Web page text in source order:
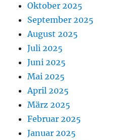
Oktober 2025
September 2025
August 2025
Juli 2025
Juni 2025
Mai 2025
April 2025
März 2025
Februar 2025
Januar 2025